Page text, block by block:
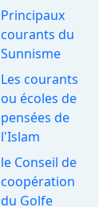
Principaux
courants du
Sunnisme
Les courants
ou écoles de
pensées de
l'Islam
le Conseil de
coopération
du Golfe